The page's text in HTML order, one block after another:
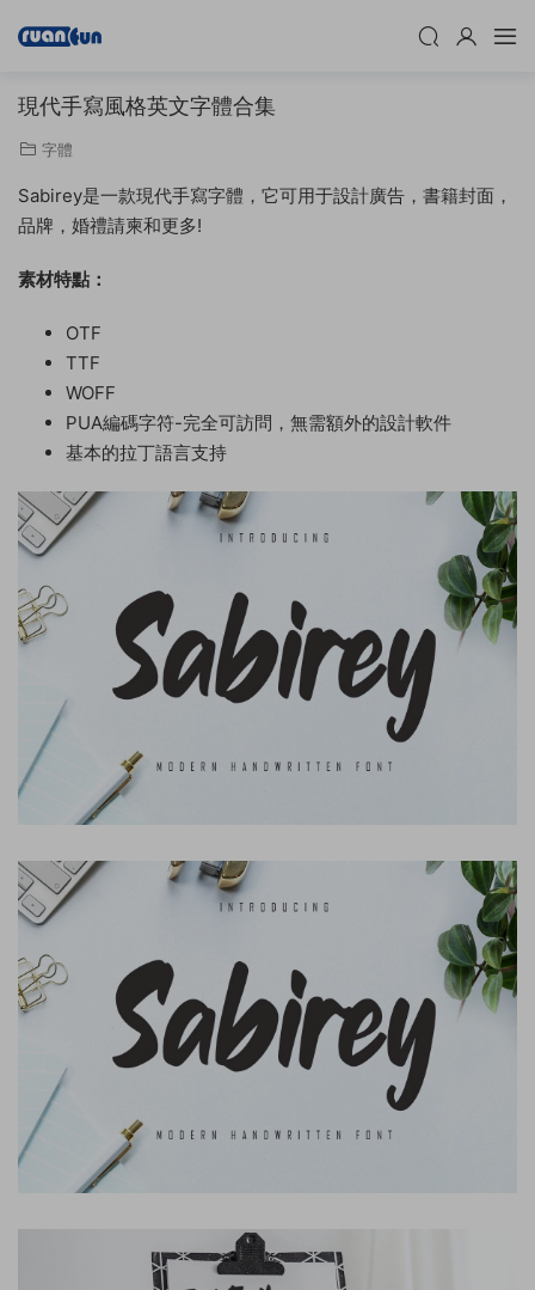
現代手寫風格英文字體合集
字體
Sabirey是一款現代手寫字體，它可用于設計廣告，書籍封面，
品牌，婚禮請柬和更多!
素材特點：
OTF
TTF
WOFF
PUA編碼字符-完全可訪問，無需額外的設計軟件
基本的拉丁語言支持